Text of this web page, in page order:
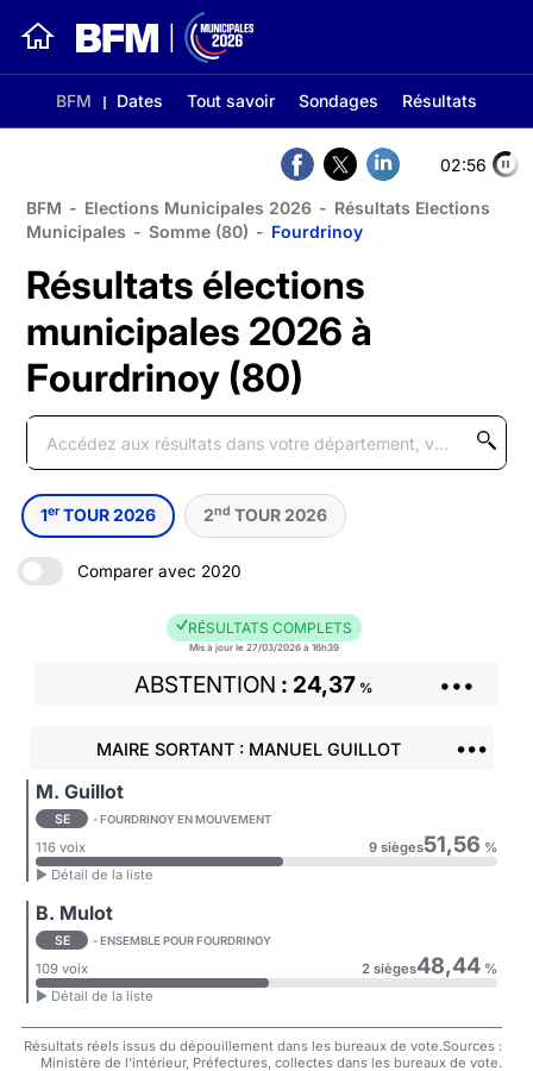
BFM Dates Tout savoir Sondages Résultats
02:56
BFM - Elections Municipales 2026 - Résultats Elections
Municipales - Somme (80) - Fourdrinoy
Résultats élections
municipales 2026 à
Fourdrinoy (80)
1er TOUR 2026 2nd TOUR 2026
Comparer avec 2020
RÉSULTATS COMPLETS
Mis à jour le 27/03/2026 à 16h39
ABSTENTION 24,37 % •••
MAIRE SORTANT : MANUEL GUILLOT •••
M. Guillot
SE - FOURDRINOY EN MOUVEMENT
116 voix 9 sièges51,56 %
► Détail de la liste
B. Mulot
SE - ENSEMBLE POUR FOURDRINOY
109 voix 2 sièges48,44%
► Détail de la liste
Résultats réels issus du dépouillement dans les bureaux de vote.Sources :
Ministère de l'intérieur, Préfectures, collectes dans les bureaux de vote.